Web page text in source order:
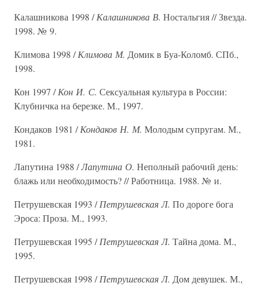
Калашникова 1998 /Калашникова В. Ностальгия // Звезда.
1998. № 9.
Климова 1998 /Климова М. Домик в Буа-Коломб. СПб.,
1998.
Кон 1997 /Кон И. С. Сексуальная культура в России:
Клубничка на березке. М., 1997.
Кондаков 1981 /Кондаков Н. М. Молодым супругам. М.,
1981.
Лапутина 1988 /Лапутина О. Неполный рабочий день:
блажь или необходимость? // Работница. 1988. № и.
Петрушевская 1993 /Петрушевская Л. По дороге бога
Эроса: Проза. М., 1993.
Петрушевская 1995 /Петрушевская Л. Тайна дома. М.,
1995.
Петрушевская 1998 /Петрушевская Л. Дом девушек. М.,